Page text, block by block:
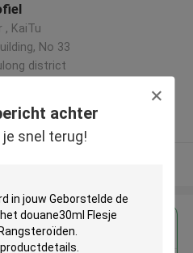
achter
je snel terug!
, KaiTu
No 33
district
Leverancier
prijs voor